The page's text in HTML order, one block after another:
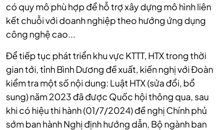
có quy mô phù hợp để hỗ trợ xây dựng mô hình liên
kết chuỗi với doanh nghiệp theo hướng ứng dụng
công nghệ cao...
Để tiếp tục phát triển khu vực KTTT, HTX trong thời
gian tới, tỉnh Bình Dương đề xuất, kiến nghị với Đoàn
kiểm tra một số nội dung: Luật HTX (sửa đổi, bổ
sung) năm 2023 đã được Quốc hội thông qua, sau
khi có hiệu thi hành (01/7/2024) đề nghị Chính phủ
sớm ban hành Nghị định hướng dẫn, Bộ ngành ban